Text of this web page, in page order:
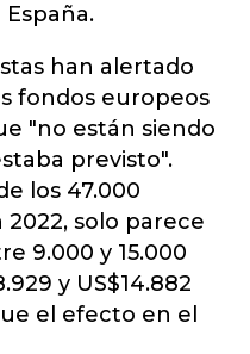
han alertado
fondos europeos
"no están siendo
previsto".
los 47.000
2022, solo parece
9.000 y 15.000
y US$14.882
el efecto en el